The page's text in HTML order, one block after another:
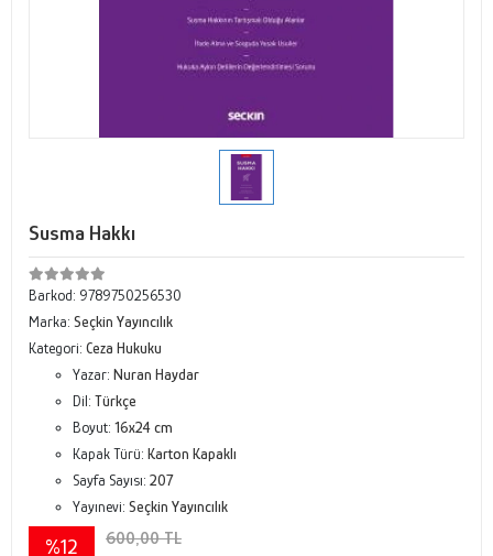
Susma Hakkı
Barkod: 9789750256530
Marka: Seçkin Yayıncılık
Kategori: Ceza Hukuku
Yazar: Nuran Haydar
Dil: Türkçe
Boyut: 16x24 cm
Kapak Türü: Karton Kapaklı
Sayfa Sayısı: 207
Yayınevi: Seçkin Yayıncılık
%12 600,00 TL